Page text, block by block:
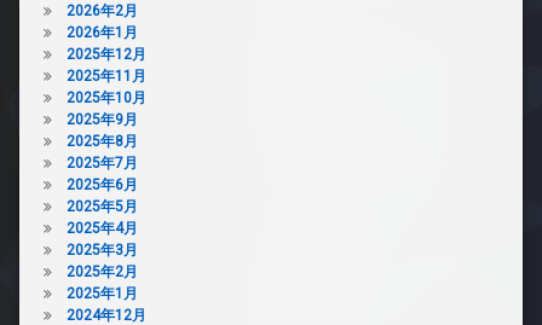
2026年2月
2026年1月
2025年12月
2025年11月
2025年10月
2025年9月
2025年8月
2025年7月
2025年6月
2025年5月
2025年4月
2025年3月
2025年2月
2025年1月
2024年12月